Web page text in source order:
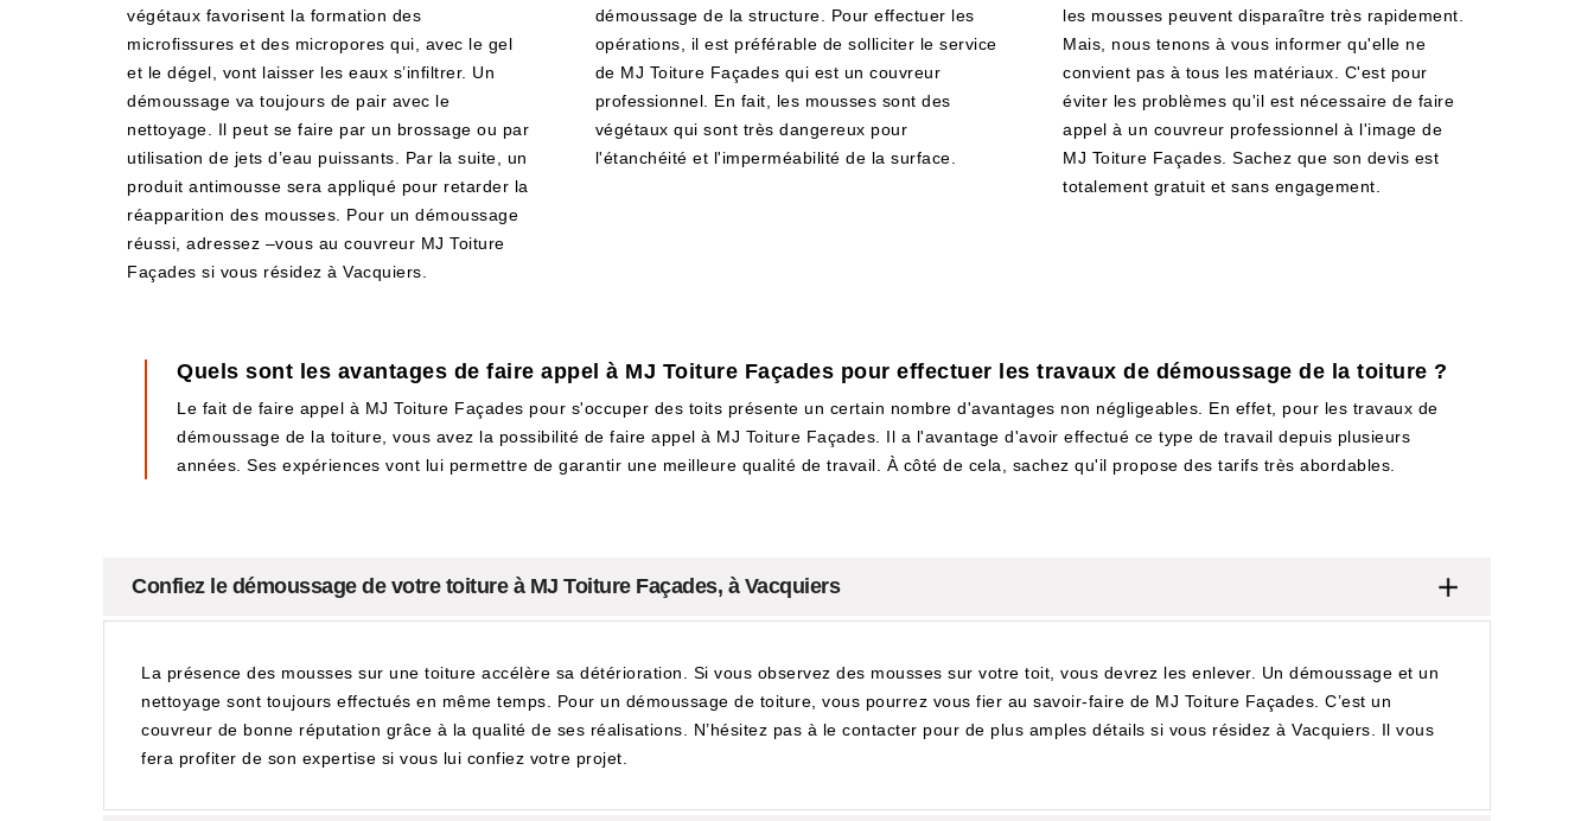
végétaux favorisent la formation des
microfissures et des micropores qui, avec le gel
et le dégel, vont laisser les eaux s’infiltrer. Un
démoussage va toujours de pair avec le
nettoyage. Il peut se faire par un brossage ou par
utilisation de jets d’eau puissants. Par la suite, un
produit antimousse sera appliqué pour retarder la
réapparition des mousses. Pour un démoussage
réussi, adressez –vous au couvreur MJ Toiture
Façades si vous résidez à Vacquiers.
démoussage de la structure. Pour effectuer les
opérations, il est préférable de solliciter le service
de MJ Toiture Façades qui est un couvreur
professionnel. En fait, les mousses sont des
végétaux qui sont très dangereux pour
l'étanchéité et l'imperméabilité de la surface.
les mousses peuvent disparaître très rapidement.
Mais, nous tenons à vous informer qu'elle ne
convient pas à tous les matériaux. C'est pour
éviter les problèmes qu'il est nécessaire de faire
appel à un couvreur professionnel à l'image de
MJ Toiture Façades. Sachez que son devis est
totalement gratuit et sans engagement.
Quels sont les avantages de faire appel à MJ Toiture Façades pour effectuer les travaux de démoussage de la toiture ?
Le fait de faire appel à MJ Toiture Façades pour s'occuper des toits présente un certain nombre d'avantages non négligeables. En effet, pour les travaux de
démoussage de la toiture, vous avez la possibilité de faire appel à MJ Toiture Façades. Il a l'avantage d'avoir effectué ce type de travail depuis plusieurs
années. Ses expériences vont lui permettre de garantir une meilleure qualité de travail. À côté de cela, sachez qu'il propose des tarifs très abordables.
Confiez le démoussage de votre toiture à MJ Toiture Façades, à Vacquiers
La présence des mousses sur une toiture accélère sa détérioration. Si vous observez des mousses sur votre toit, vous devrez les enlever. Un démoussage et un
nettoyage sont toujours effectués en même temps. Pour un démoussage de toiture, vous pourrez vous fier au savoir-faire de MJ Toiture Façades. C’est un
couvreur de bonne réputation grâce à la qualité de ses réalisations. N’hésitez pas à le contacter pour de plus amples détails si vous résidez à Vacquiers. Il vous
fera profiter de son expertise si vous lui confiez votre projet.